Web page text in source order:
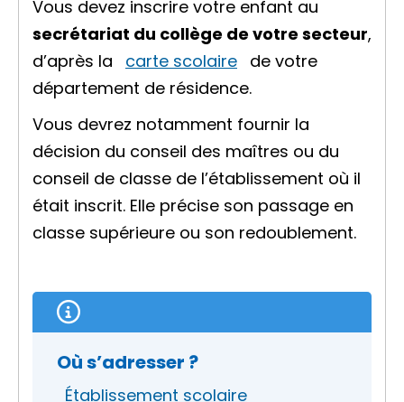
Vous devez inscrire votre enfant au
secrétariat du collège de votre secteur,
d’après la
carte scolaire de votre
département de résidence.
Vous devrez notamment fournir la
décision du conseil des maîtres ou du
conseil de classe de l’établissement où il
était inscrit. Elle précise son passage en
classe supérieure ou son redoublement.
Où s’adresser ?
Établissement scolaire